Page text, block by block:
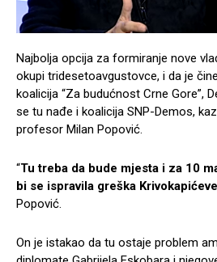
Najbolja opcija za formiranje nove
okupi tridesetoavgustovce, i da je
koalicija “Za budućnost Crne Gore”,
se tu nađe i koalicija SNP-Demos,
profesor Milan Popović.
“Tu treba da bude mjesta i za 10
bi se ispravila greška
Popović.
On je istakao da tu ostaje problem